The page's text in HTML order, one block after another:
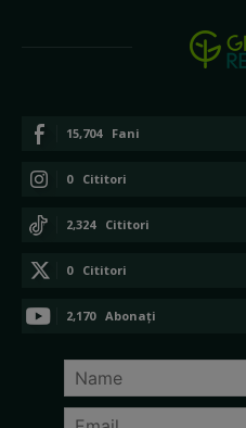
15,704 Fani
0 Cititori
2,324 Cititori
0 Cititori
2,170 Abonați